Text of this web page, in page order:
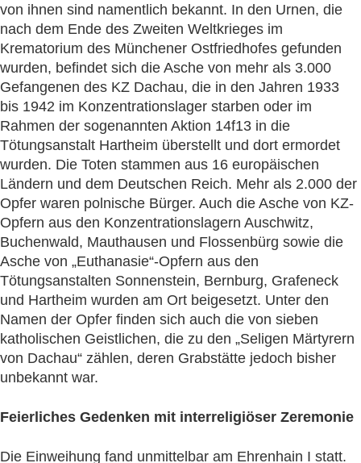
von ihnen sind namentlich bekannt. In den Urnen, die
nach dem Ende des Zweiten Weltkrieges im
Krematorium des Münchener Ostfriedhofes gefunden
wurden, befindet sich die Asche von mehr als 3.000
Gefangenen des KZ Dachau, die in den Jahren 1933
bis 1942 im Konzentrationslager starben oder im
Rahmen der sogenannten Aktion 14f13 in die
Tötungsanstalt Hartheim überstellt und dort ermordet
wurden. Die Toten stammen aus 16 europäischen
Ländern und dem Deutschen Reich. Mehr als 2.000 der
Opfer waren polnische Bürger. Auch die Asche von KZ-
Opfern aus den Konzentrationslagern Auschwitz,
Buchenwald, Mauthausen und Flossenbürg sowie die
Asche von „Euthanasie“-Opfern aus den
Tötungsanstalten Sonnenstein, Bernburg, Grafeneck
und Hartheim wurden am Ort beigesetzt. Unter den
Namen der Opfer finden sich auch die von sieben
katholischen Geistlichen, die zu den „Seligen Märtyrern
von Dachau“ zählen, deren Grabstätte jedoch bisher
unbekannt war.
Feierliches Gedenken mit interreligiöser Zeremonie
Die Einweihung fand unmittelbar am Ehrenhain I statt.